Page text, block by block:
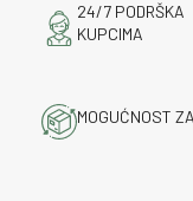
24/7 PODRŠKA
KUPCIMA
MOGUĆNOST